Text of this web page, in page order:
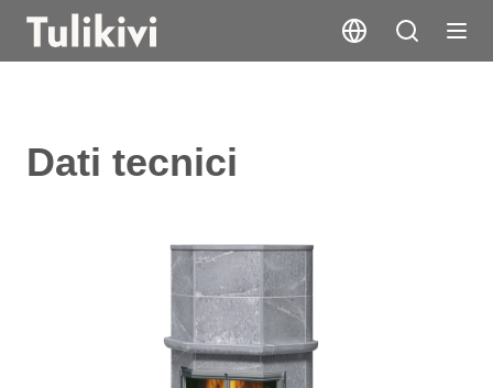
Dati tecnici